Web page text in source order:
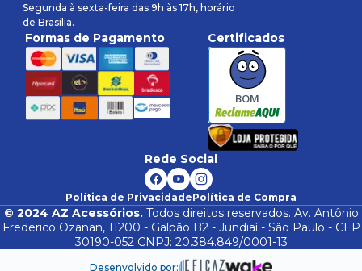
Segunda à sexta-feira das 9h às 17h, horário
de Brasília.
Formas de Pagamento Certificados
BOM
Rede Social
Política de PrivacidadePolítica de Compra
© 2024 AZ Acessórios.Todos direitos reservados. Av. Antônio
Frederico Ozanan, 11200 - Galpão B2 - Jundiaí - São Paulo - CEP
30190-052 CNPJ: 20.384.849/0001-13
Desenvolvido por: